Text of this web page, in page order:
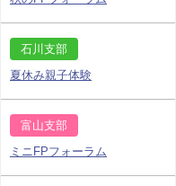
石川支部
夏休み親子体験
富山支部
ミニFPフォーラム